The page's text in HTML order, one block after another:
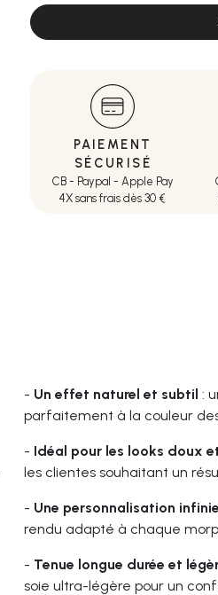
PAIEMENT
SÉCURISÉ
CB - Paypal - Apple Pay
4X sans frais dès 30 €
- Un effet naturel et subtil :
parfaitement à la couleur
- Idéal pour les looks doux
les clientes souhaitant un
- Une personnalisation infinie
rendu adapté à chaque
- Tenue longue durée et
soie ultra-légère pour un